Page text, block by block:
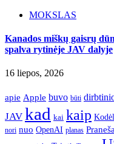
MOKSLAS
Kanados miškų gaisrų
spalva rytinėje JAV dalyje
16 liepos, 2026
apie Apple buvo būti
JAV kad kai kaip Kodėl
nori nuo OpenAI planas